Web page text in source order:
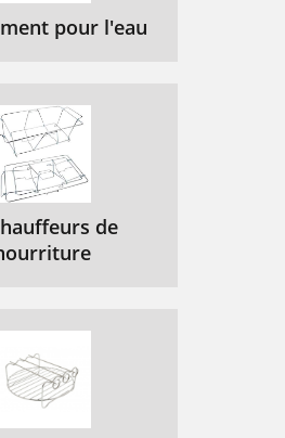
pour l'eau
de